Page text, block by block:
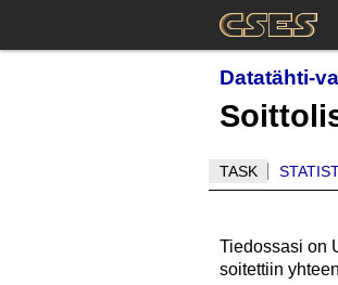
Datatähti-
TASK
Tiedossasi on
soitettiin